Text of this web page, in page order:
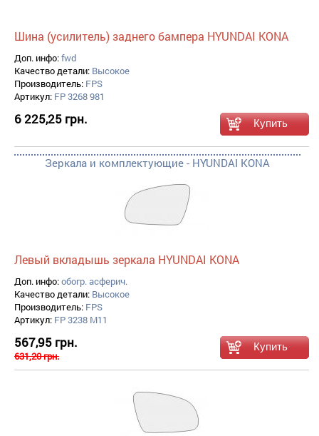
Шина (усилитель) заднего бампера HYUNDAI KONA
Доп. инфо:fwd
Качество детали: Высокое
Производитель: FPS
Артикул: FP 3268 981
6 225,25 грн.
Зеркала и комплектующие - HYUNDAI KONA
Левый вкладышь зеркала HYUNDAI KONA
Доп. инфо:обогр. асферич.
Качество детали: Высокое
Производитель: FPS
Артикул: FP 3238 M11
567,95 грн.
631,20 грн.